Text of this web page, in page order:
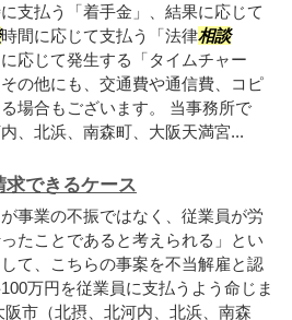
支払う「着手金」、結果に応じて
時間に応じて支払う「法律相談
応じて発生する「タイムチャー
の他にも、交通費や通信費、コピ
場合もございます。 当事務所で
、北浜、南森町、大阪天満宮...
できるケース
事業の不振ではなく、従業員が労
たことであると考えられる」とい
て、こちらの事案を不当解雇と認
万円を従業員に支払うよう命じま
市（北摂、北河内、北浜、南森